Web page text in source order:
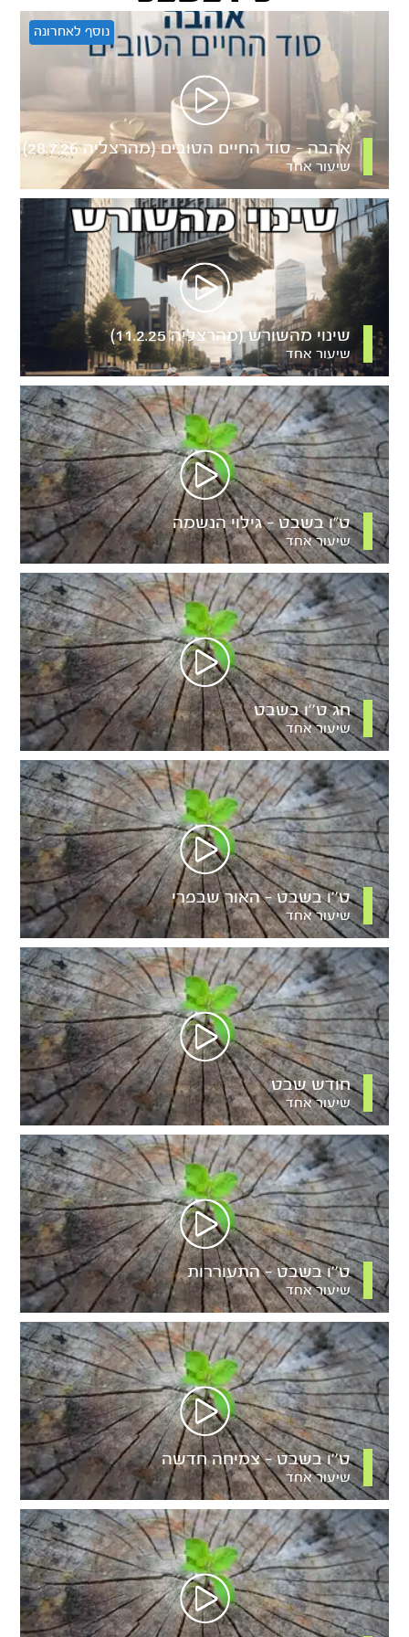
נוסף לאחרונה
אהבה – סוד החיים הטובים (מהרצליה 28.7.26)
שיעור אחד
שינוי מהשורש (מהרצליה 11.2.25)
שיעור אחד
ט”ו בשבט – גילוי הנשמה
שיעור אחד
חג ט’’ו בשבט
שיעור אחד
ט’’ו בשבט – האור שבפרי
שיעור אחד
חודש שבט
שיעור אחד
ט’’ו בשבט – התעוררות
שיעור אחד
ט’’ו בשבט – צמיחה חדשה
שיעור אחד